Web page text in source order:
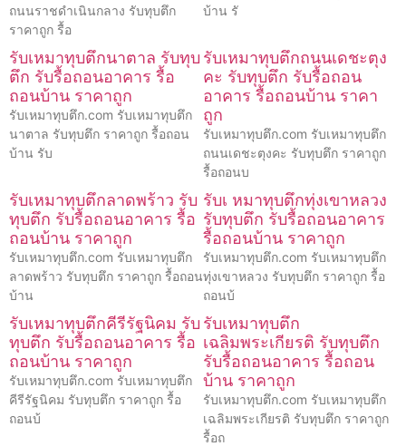
ถนนราชดำเนินกลาง รับทุบตึก
ราคาถูก รื้อ
บ้าน รั
รับเหมาทุบตึกนาตาล รับทุบ
ตึก รับรื้อถอนอาคาร รื้อ
ถอนบ้าน ราคาถูก
รับเหมาทุบตึก.com รับเหมาทุบตึก
นาตาล รับทุบตึก ราคาถูก รื้อถอน
บ้าน รับ
รับเหมาทุบตึกถนนเดชะตุง
คะ รับทุบตึก รับรื้อถอน
อาคาร รื้อถอนบ้าน ราคา
ถูก
รับเหมาทุบตึก.com รับเหมาทุบตึก
ถนนเดชะตุงคะ รับทุบตึก ราคาถูก
รื้อถอนบ
รับเหมาทุบตึกลาดพร้าว รับ
ทุบตึก รับรื้อถอนอาคาร รื้อ
ถอนบ้าน ราคาถูก
รับเหมาทุบตึก.com รับเหมาทุบตึก
ลาดพร้าว รับทุบตึก ราคาถูก รื้อถอน
บ้าน
รับเ หมาทุบตึกทุ่งเขาหลวง
รับทุบตึก รับรื้อถอนอาคาร
รื้อถอนบ้าน ราคาถูก
รับเหมาทุบตึก.com รับเหมาทุบตึก
ทุ่งเขาหลวง รับทุบตึก ราคาถูก รื้อ
ถอนบ้
รับเหมาทุบตึกคีรีรัฐนิคม รับ
ทุบตึก รับรื้อถอนอาคาร รื้อ
ถอนบ้าน ราคาถูก
รับเหมาทุบตึก.com รับเหมาทุบตึก
คีรีรัฐนิคม รับทุบตึก ราคาถูก รื้อ
ถอนบ้
รับเหมาทุบตึก
เฉลิมพระเกียรติ รับทุบตึก
รับรื้อถอนอาคาร รื้อถอน
บ้าน ราคาถูก
รับเหมาทุบตึก.com รับเหมาทุบตึก
เฉลิมพระเกียรติ รับทุบตึก ราคาถูก
รื้อถ